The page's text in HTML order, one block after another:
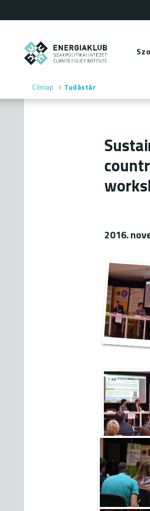
a
Main
menu
Morzsa
Címlap Tudástár
2016.